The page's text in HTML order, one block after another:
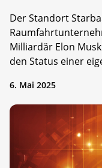
Der Standort
Milliardär Elon
den Status einer
6. Mai 2025